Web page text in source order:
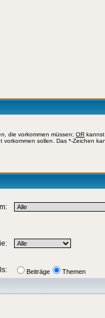
die vorkommen müssen; OR
vorkommen sollen. Das *-Zeichen
Beiträge Themen